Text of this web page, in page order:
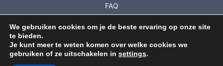
FAQ
Mijn account
Info Cadeaubonnen
Inschrijven Nieuwsbrief
We gebruiken cookies om je de beste ervaring op onze site
te bieden.
Je kunt meer te weten komen over welke cookies we
gebruiken of ze uitschakelen in settings.